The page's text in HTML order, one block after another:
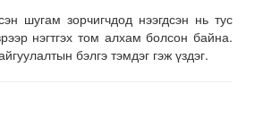
шугам зорчигчдод нээгдсэн нь тус
нэгтгэх том алхам болсон байна.
бэлгэ тэмдэг гэж үздэг.